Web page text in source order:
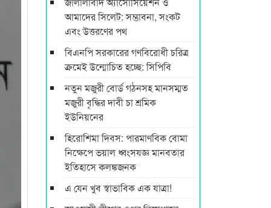
আমাদের সিলেট: সম্ভাবনা, সংকট
এবং উত্তরণের পথ
বিএনপি সরকারের গণবিরোধী চরিত্র
ক্রমেই উন্মোচিত হচ্ছে: সিপিবি
নতুন মজুরী বোর্ড গঠনসহ মানসম্মত
মজুরী বৃদ্ধির দাবী চা শ্রমিক
ইউনিয়নের
হিরোশিমা দিবস: পারমাণবিক বোমা
নিক্ষেপে ভয়াল ধ্বংসযজ্ঞ মানবতার
ইতিহাসে কলঙ্কজনক
এ যেন খুব স্বাভাবিক এক যাত্রা!